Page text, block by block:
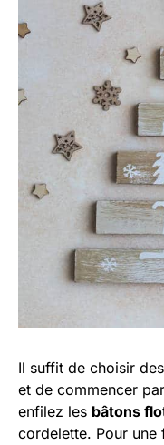
Il suffit de choisir des
et de commencer
enfilez les bâtons
cordelette. Pour une